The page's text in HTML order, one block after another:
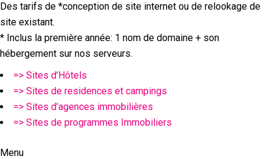
Des tarifs de *conception de site internet ou de relookage de
site existant.
* Inclus la première année: 1 nom de domaine + son
hébergement sur nos serveurs.
=> Sites d’Hôtels
=> Sites de residences et campings
=> Sites d’agences immobilières
=> Sites de programmes Immobiliers
Menu